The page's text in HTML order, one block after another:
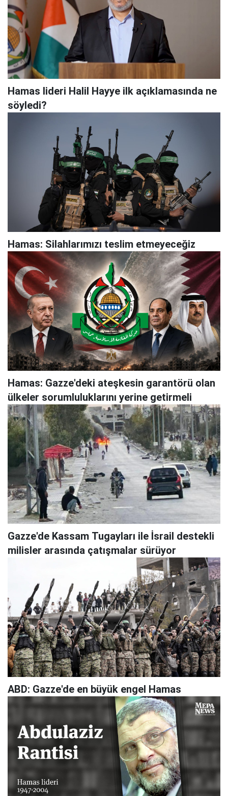
Hamas lideri Halil Hayye ilk açıklamasında ne
söyledi?
Hamas: Silahlarımızı teslim etmeyeceğiz
Hamas: Gazze'deki ateşkesin garantörü olan
ülkeler sorumluluklarını yerine getirmeli
Gazze'de Kassam Tugayları ile İsrail destekli
milisler arasında çatışmalar sürüyor
ABD: Gazze'de en büyük engel Hamas